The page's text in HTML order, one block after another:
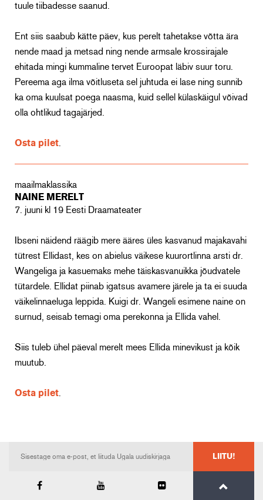
tuule tiibadesse saanud.
Ent siis saabub kätte päev, kus perelt tahetakse võtta ära
nende maad ja metsad ning nende armsale krossirajale
ehitada mingi kummaline tervet Euroopat läbiv suur toru.
Pereema aga ilma võitluseta sel juhtuda ei lase ning sunnib
ka oma kuulsat poega naasma, kuid sellel külaskäigul võivad
olla ohtlikud tagajärjed.
Osta pilet
maailmaklassika
NAINE MERELT
7. juuni kl 19 Eesti Draamateater
Ibseni näidend räägib mere ääres üles kasvanud majakavahi
tütrest Ellidast, kes on abielus väikese kuurortlinna arsti dr.
Wangeliga ja kasuemaks mehe täiskasvanuikka jõudvatele
tütardele. Ellidat piinab igatsus avamere järele ja ta ei suuda
väikelinnaeluga leppida. Kuigi dr. Wangeli esimene naine on
surnud, seisab temagi oma perekonna ja Ellida vahel.
Siis tuleb ühel päeval merelt mees Ellida minevikust ja kõik
muutub.
Osta pilet
LIITU!